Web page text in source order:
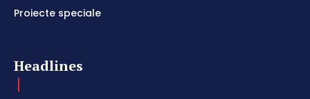
Proiecte speciale
Headlines